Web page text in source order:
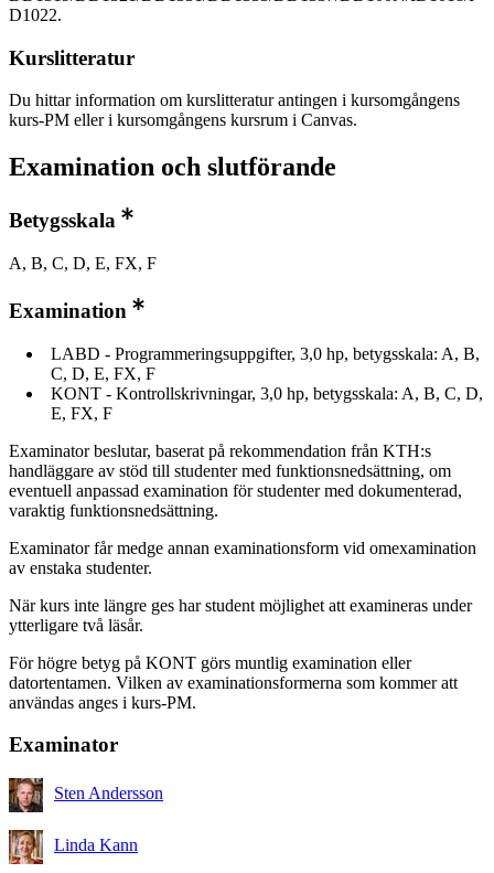
D1022.
Kurslitteratur
Du hittar information om kurslitteratur antingen i kursomgångens
kurs-PM eller i kursomgångens kursrum i Canvas.
Examination och slutförande
Betygsskala
A, B, C, D, E, FX, F
Examination
LABD - Programmeringsuppgifter, 3,0 hp, betygsskala: A, B,
C, D, E, FX, F
KONT - Kontrollskrivningar, 3,0 hp, betygsskala: A, B, C, D,
E, FX, F
Examinator beslutar, baserat på rekommendation från KTH:s
handläggare av stöd till studenter med funktionsnedsättning, om
eventuell anpassad examination för studenter med dokumenterad,
varaktig funktionsnedsättning.
Examinator får medge annan examinationsform vid omexamination
av enstaka studenter.
När kurs inte längre ges har student möjlighet att examineras under
ytterligare två läsår.
För högre betyg på KONT görs muntlig examination eller
datortentamen. Vilken av examinationsformerna som kommer att
användas anges i kurs-PM.
Examinator
Sten Andersson
Linda Kann